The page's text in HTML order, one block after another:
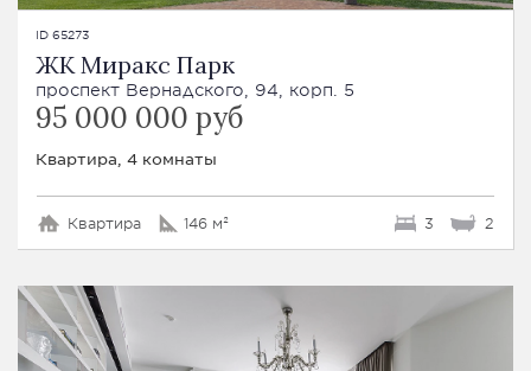
ID 65273
ЖК Миракс Парк
проспект Вернадского, 94, корп. 5
95 000 000 руб
Квартира, 4 комнаты
Квартира 146 м² 3 2